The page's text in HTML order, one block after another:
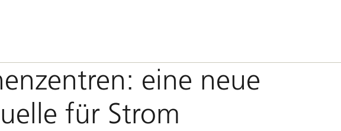
eine neue
für Strom